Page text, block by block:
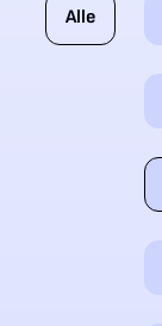
Alle